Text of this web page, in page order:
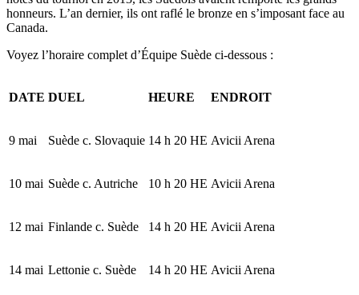
honneurs. L’an dernier, ils ont raflé le bronze en s’imposant face au
Canada.
Voyez l’horaire complet d’Équipe Suède ci-dessous :
DATE DUEL HEURE ENDROIT
9 mai Suède c. Slovaquie 14 h 20 HE Avicii Arena
10 mai Suède c. Autriche 10 h 20 HE Avicii Arena
12 mai Finlande c. Suède 14 h 20 HE Avicii Arena
14 mai Lettonie c. Suède 14 h 20 HE Avicii Arena